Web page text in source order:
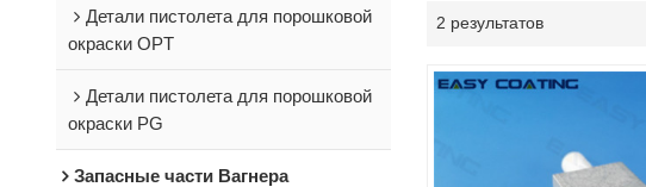
Детали пистолета для порошковой
окраски OPT
Детали пистолета для порошковой
окраски PG
Запасные части Вагнера
2 результатов